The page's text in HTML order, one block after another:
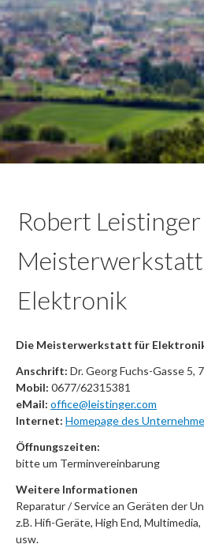
Robert
Elektronik
Die Meisterwerkstatt für
Anschrift: Dr. Georg Fuchs-Gasse 5,
Mobil: 0677/62315381
eMail: office@leistinger.com
Internet: Homepage des
Öffnungszeiten:
bitte um Terminvereinbarung
Weitere Informationen
Reparatur / Service an Geräten der
z.B. Hifi-Geräte, High End,
usw.